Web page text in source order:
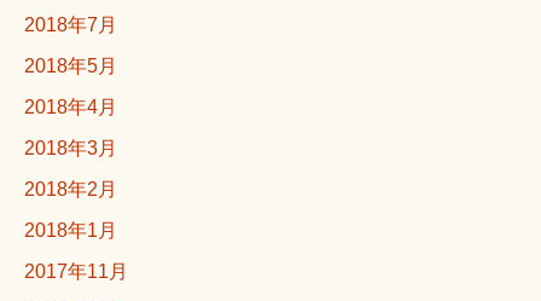
2018年7月
2018年5月
2018年4月
2018年3月
2018年2月
2018年1月
2017年11月